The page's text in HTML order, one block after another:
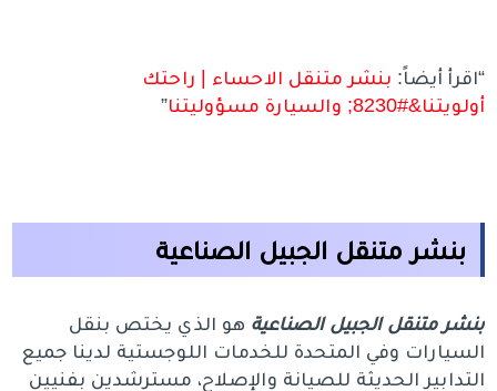
“اقرأ أيضاً: بنشر متنقل الاحساء | راحتك
أولويتنا&#8230; والسيارة مسؤوليتنا
”
بنشر متنقل الجبيل الصناعية
بنشر متنقل الجبيل الصناعية هو الذي يختص بنقل
السيارات وفي المتحدة للخدمات اللوجستية لدينا جميع
التدابير الحديثة للصيانة والإصلاح، مسترشدين بفنيين